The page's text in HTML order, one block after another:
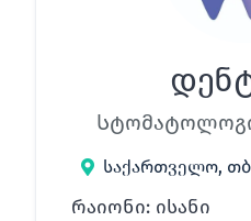
საქართველო,
რაიონი: ისანი